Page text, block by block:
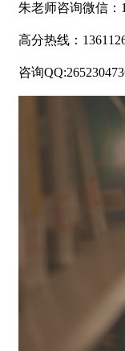
朱老师咨询微信：
高分热线：
咨询